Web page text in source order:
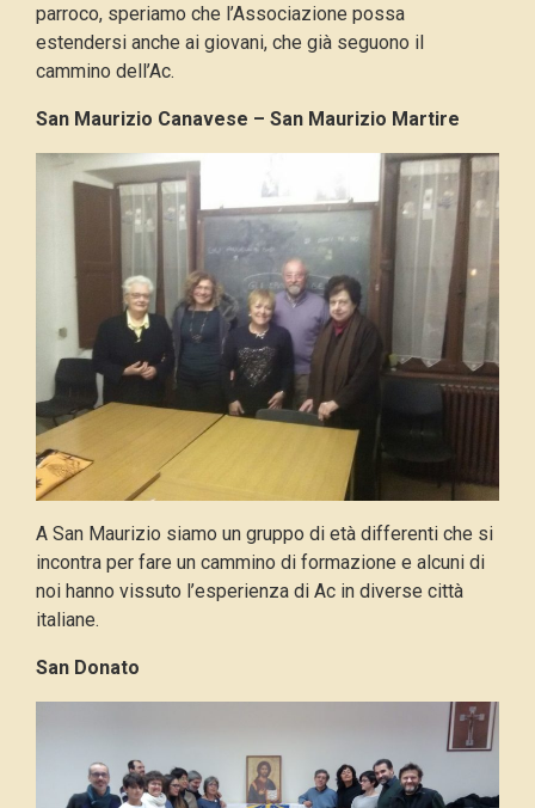
parroco, speriamo che l’Associazione possa
estendersi anche ai giovani, che già seguono il
cammino dell’Ac.
San Maurizio Canavese – San Maurizio Martire
A San Maurizio siamo un gruppo di età differenti che si
incontra per fare un cammino di formazione e alcuni di
noi hanno vissuto l’esperienza di Ac in diverse città
italiane.
San Donato